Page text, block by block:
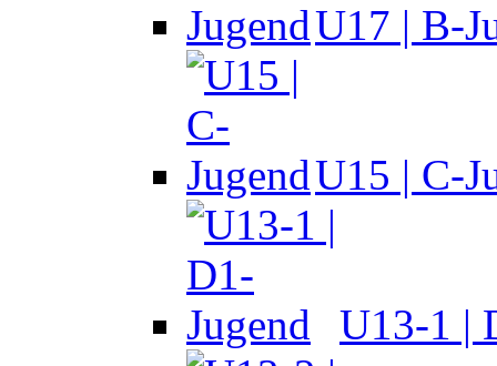
U17 | B-
U15 | C-
U13-1 |